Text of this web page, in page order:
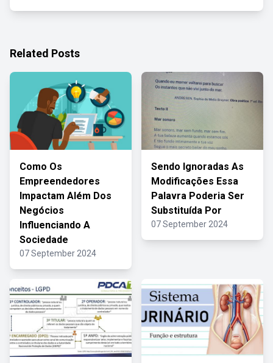
Related Posts
Como Os
Empreendedores
Impactam Além Dos
Negócios
Influenciando A
Sociedade
07 September 2024
Sendo Ignoradas As
Modificações Essa
Palavra Poderia Ser
Substituída Por
07 September 2024